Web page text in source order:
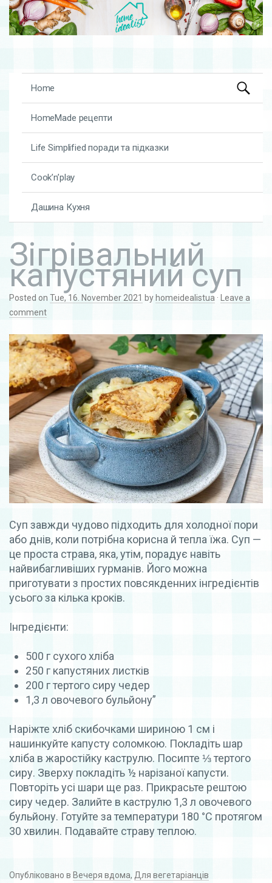
Skip to content
Home
HomeMade рецепти
Life Simplified поради та підказки
Cook’n’play
Дашина Кухня
Search
for:
Зігрівальний
капустяний суп
Posted on Tue, 16. November 2021 by homeidealistua · Leave a
comment
Суп завжди чудово підходить для холодної пори
або днів, коли потрібна корисна й тепла їжа. Суп —
це проста страва, яка, утім, порадує навіть
найвибагливіших гурманів. Його можна
приготувати з простих повсякденних інгредієнтів
усього за кілька кроків.
Інгредієнти:
500 г сухого хліба
250 г капустяних листків
200 г тертого сиру чедер
1,3 л овочевого бульйону”
Наріжте хліб скибочками шириною 1 см і
нашинкуйте капусту соломкою. Покладіть шар
хліба в жаростійку каструлю. Посипте ⅓ тертого
сиру. Зверху покладіть ½ нарізаної капусти.
Повторіть усі шари ще раз. Прикрасьте рештою
сиру чедер. Залийте в каструлю 1,3 л овочевого
бульйону. Готуйте за температури 180 °C протягом
30 хвилин. Подавайте страву теплою.
Опубліковано в Вечеря вдома, Для вегетаріанців